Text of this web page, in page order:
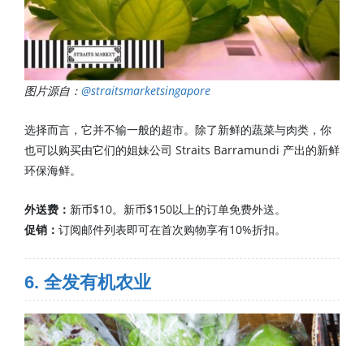
图片源自： @straitsmarketsingapore
选择而言，它并不输一般的超市。除了新鲜的蔬菜与肉类，你
也可以购买由它们的姐妹公司 Straits Barramundi 产出的新鲜
环保海鲜。
外送费： 新币$10。新币$150以上的订单免费外送。
促销： 订阅邮件列表即可在首次购物享有10%折扣。
6. 全发有机农业